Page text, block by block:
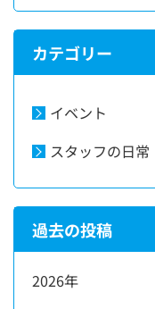
カテゴリー
イベント
スタッフの日常
過去の投稿
2026年